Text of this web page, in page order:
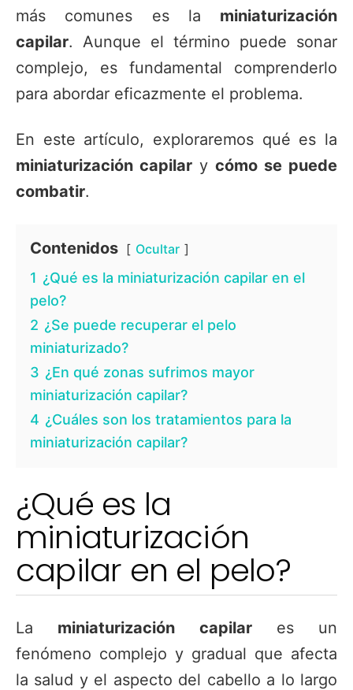
más comunes es la miniaturización
capilar. Aunque el término puede sonar
complejo, es fundamental comprenderlo
para abordar eficazmente el problema.
En este artículo, exploraremos qué es la
miniaturización capilar y cómo se puede
combatir.
Contenidos Ocultar
1 ¿Qué es la miniaturización capilar en el
pelo?
2 ¿Se puede recuperar el pelo
miniaturizado?
3 ¿En qué zonas sufrimos mayor
miniaturización capilar?
4 ¿Cuáles son los tratamientos para la
miniaturización capilar?
¿Qué es la
miniaturización
capilar en el pelo?
La miniaturización capilares un
fenómeno complejo y gradual que afecta
la salud y el aspecto del cabello a lo largo